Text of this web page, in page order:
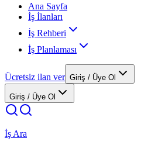
Ana Sayfa
İş İlanları
İş Rehberi
İş Planlaması
Ücretsiz ilan ver Giriş / Üye Ol
Giriş / Üye Ol
İş Ara